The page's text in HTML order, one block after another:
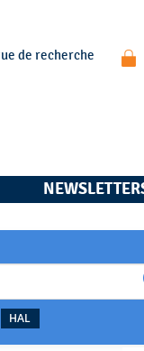
de recherche
HAL